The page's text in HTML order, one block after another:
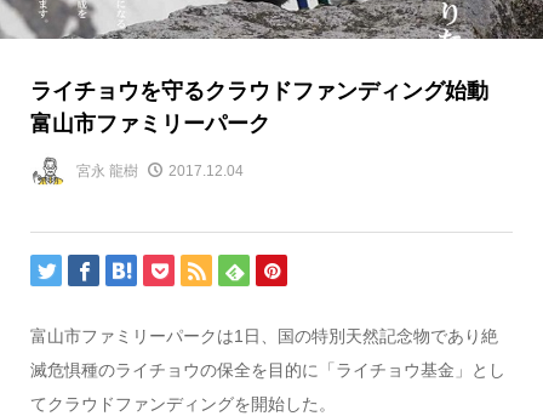
ライチョウを守るクラウドファンディング始動
富山市ファミリーパーク
宮永 龍樹 2017.12.04
富山市ファミリーパークは1日、国の特別天然記念物であり絶
滅危惧種のライチョウの保全を目的に「ライチョウ基金」とし
てクラウドファンディングを開始した。